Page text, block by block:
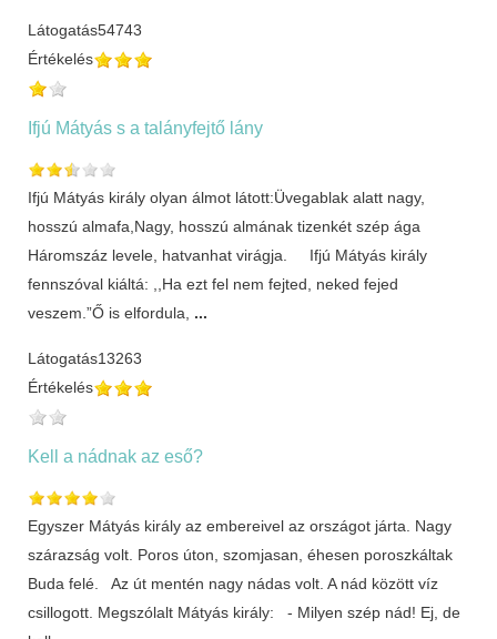
Látogatás54743
Értékelés
Ifjú Mátyás s a talányfejtő lány
Ifjú Mátyás király olyan álmot látott:Üvegablak alatt nagy,
hosszú almafa,Nagy, hosszú almának tizenkét szép ága
Háromszáz levele, hatvanhat virágja. Ifjú Mátyás király
fennszóval kiáltá: ,,Ha ezt fel nem fejted, neked fejed
veszem.”Ő is elfordula, ...
Látogatás13263
Értékelés
Kell a nádnak az eső?
Egyszer Mátyás király az embereivel az országot járta. Nagy
szárazság volt. Poros úton, szomjasan, éhesen poroszkáltak
Buda felé. Az út mentén nagy nádas volt. A nád között víz
csillogott. Megszólalt Mátyás király: - Milyen szép nád! Ej, de